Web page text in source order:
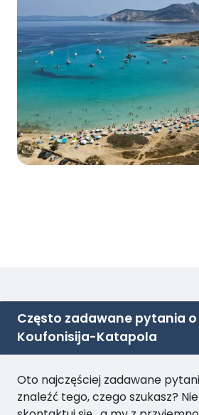
Często zadawane pytania o
Koufonisija-Katapola
Oto najczęściej zadawane
znaleźć tego, czego szukasz?